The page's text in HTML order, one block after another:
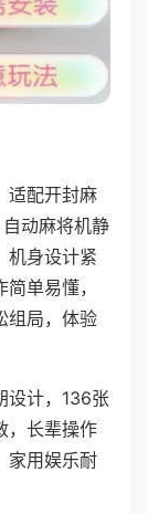
适配开封麻
动麻将机静
机身设计紧
单易懂，
组局，体验
设计，136张
，长辈操作
家用娱乐耐